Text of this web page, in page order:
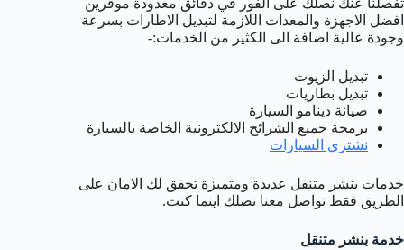
تفصلنا عنك نصلك على الفور في دقائق معدودة موفرين
افضل الاجهزة والمعدات اللازمة لتبديل الاطارات بسرعة
وجودة عالية اضافة الى الكثير من الخدمات:-
تبديل الزيوت
تبديل بطاريات
صيانة دينامو السيارة
برمجة جميع الشرائح الالكترونية الخاصة بالسيارة
نشتري السيارات
خدمات بنشر متنقل عديدة ومتميزة تحقق لك الامان على
الطريق فقط تواصل معنا نصلك اينما كنت.
خدمة بنشر متنقل